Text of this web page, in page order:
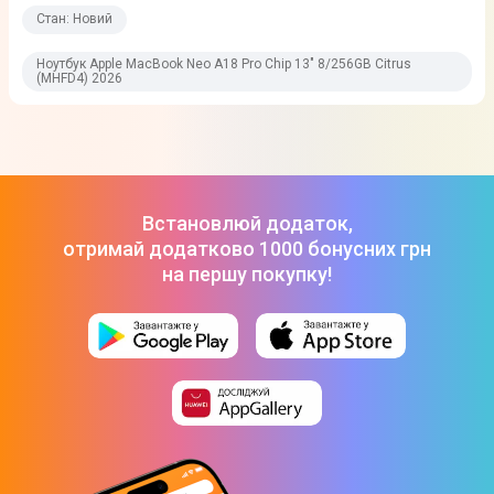
HDMI
LAN роз'єм (RJ45)
Додаткові характеристики
Вбудована web-камера
Вбудований мікрофон
Стан: Новий
Ноутбук Apple MacBook Neo A18 Pro Chip 13" 8/256GB Citrus
(MHFD4) 2026
Встановлюй додаток,
отримай додатково 1000 бонусних грн
на першу покупку!